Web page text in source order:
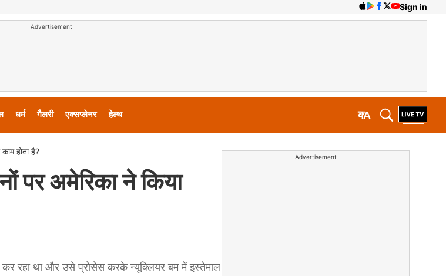
Sign in
Advertisement
धर्म गैलरी एक्सप्लेनर हेल्थ A
क
होता है?
पर अमेरिका ने किया
कर रहा था और उसे प्रोसेस करके न्यूक्लियर बम में इस्तेमाल
Advertisement